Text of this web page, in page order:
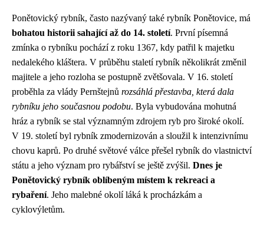
Ponětovický rybník, často nazývaný také rybník Ponětovice, má
bohatou historii sahající až do 14. století. První písemná
zmínka o rybníku pochází z roku 1367, kdy patřil k majetku
nedalekého kláštera. V průběhu staletí rybník několikrát změnil
majitele a jeho rozloha se postupně zvětšovala. V 16. století
proběhla za vlády Pernštejnů rozsáhlá přestavba, která dala
rybníku jeho současnou podobu. Byla vybudována mohutná
hráz a rybník se stal významným zdrojem ryb pro široké okolí.
V 19. století byl rybník zmodernizován a sloužil k intenzivnímu
chovu kaprů. Po druhé světové válce přešel rybník do vlastnictví
státu a jeho význam pro rybářství se ještě zvýšil. Dnes je
Ponětovický rybník oblíbeným místem k rekreaci a
rybaření. Jeho malebné okolí láká k procházkám a
cyklovýletům.